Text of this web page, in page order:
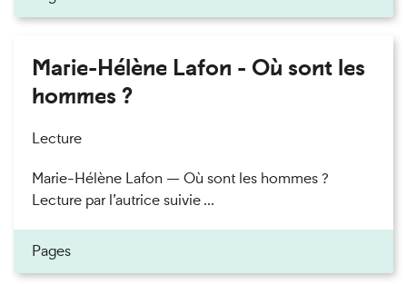
Marie-Hélène Lafon - Où sont les
hommes ?
Lecture
Marie-Hélène Lafon — Où sont les hommes ?
Lecture par l’autrice suivie ...
Pages